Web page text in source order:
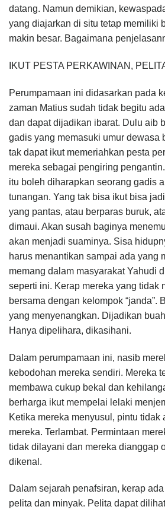
datang. Namun demikian,
yang diajarkan di situ tetap memiliki
makin besar. Bagaimana
IKUT PESTA PERKAWINAN,
Perumpamaan ini didasarkan pada
zaman Matius sudah tidak begitu
dan dapat dijadikan ibarat. Dulu aib
gadis yang memasuki umur dewasa
tak dapat ikut memeriahkan pesta
mereka sebagai pengiring
itu boleh diharapkan seorang gadis
tunangan. Yang tak bisa ikut bisa
yang pantas, atau berparas buruk,
dimaui. Akan susah baginya
akan menjadi suaminya. Sisa
harus menantikan sampai ada yang
memang dalam masyarakat Yahudi
seperti ini. Kerap mereka yang tidak
bersama dengan kelompok “janda”.
yang menyenangkan. Dijadikan
Hanya dipelihara, dikasihani.
Dalam perumpamaan ini, nasib
kebodohan mereka sendiri. Mereka
membawa cukup bekal dan
berharga ikut mempelai lelaki
Ketika mereka menyusul, pintu tidak
mereka. Terlambat. Permintaan
tidak dilayani dan mereka dianggap
dikenal.
Dalam sejarah penafsiran, kerap
pelita dan minyak. Pelita dapat